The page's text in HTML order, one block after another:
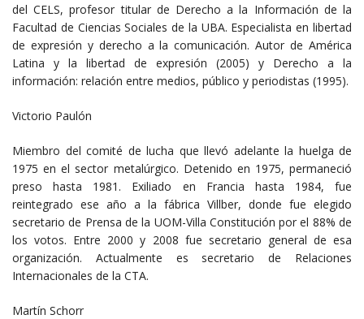
del CELS, profesor titular de Derecho a la Información de la
Facultad de Ciencias Sociales de la UBA. Especialista en libertad
de expresión y derecho a la comunicación. Autor de América
Latina y la libertad de expresión (2005) y Derecho a la
información: relación entre medios, público y periodistas (1995).
Victorio Paulón
Miembro del comité de lucha que llevó adelante la huelga de
1975 en el sector metalúrgico. Detenido en 1975, permaneció
preso hasta 1981. Exiliado en Francia hasta 1984, fue
reintegrado ese año a la fábrica Villber, donde fue elegido
secretario de Prensa de la UOM-Villa Constitución por el 88% de
los votos. Entre 2000 y 2008 fue secretario general de esa
organización. Actualmente es secretario de Relaciones
Internacionales de la CTA.
Martín Schorr